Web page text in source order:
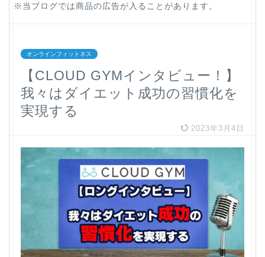
※当ブログでは商品の広告が入ることがあります。
オンラインフィットネス
【CLOUD GYMインタビュー！】
我々はダイエット成功の習慣化を
実現する
2023年3月4日